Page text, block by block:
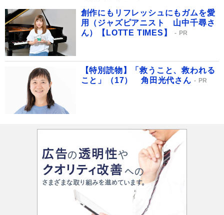
創作にもリフレッシュにもガムを愛
用（ジャズピアニスト 山中千尋さ
ん）【LOTTE TIMES】
PR
【特別読物】「救うこと、救われる
こと」（17） 角田光代さん
PR